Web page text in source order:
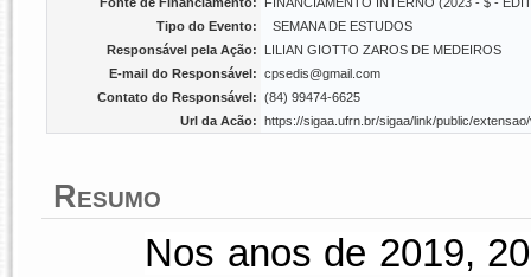
Tipo do Evento:
SEMANA DE ESTUDOS
Responsável pela Ação:
LILIAN GIOTTO ZAROS DE MEDEIROS
E-mail do Responsável: cpsedis@gmail.com
Contato do Responsável: (84) 99474-6625
Url da Acão: https://sigaa.ufrn.br/sigaa/link/public/
Resumo
Nos anos de 2019,